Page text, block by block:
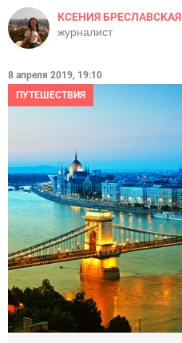
КСЕНИЯ БРЕСЛАВСКАЯ
журналист
8 апреля 2019, 19:10
ПУТЕШЕСТВИЯ